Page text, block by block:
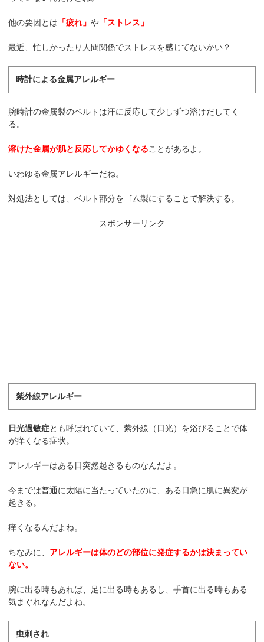
他の要因とは 「疲れ」や 「ストレス」
最近、忙しかったり人間関係でストレスを感じてないかい？
時計による金属アレルギー
腕時計の金属製のベルトは汗に反応して少しずつ溶けだしてく
る。
溶けた金属が肌と反応してかゆくなることがあるよ。
いわゆる金属アレルギーだね。
対処法としては、ベルト部分をゴム製にすることで解決する。
スポンサーリンク
紫外線アレルギー
日光過敏症とも呼ばれていて、紫外線（日光）を浴びることで体
が痒くなる症状。
アレルギーはある日突然起きるものなんだよ。
今までは普通に太陽に当たっていたのに、ある日急に肌に異変が
起きる。
痒くなるんだよね。
ちなみに、 アレルギーは体のどの部位に発症するかは決まってい
ない。
腕に出る時もあれば、足に出る時もあるし、手首に出る時もある
気まぐれなんだよね。
虫刺され